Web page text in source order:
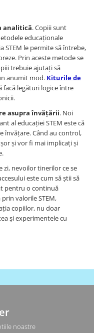
analitică. Copiii sunt
educaționale
STEM le permite să întrebe,
Prin aceste metode se
trebuie ajutați să
anumit mod. Kiturile de
facă legături logice între
asupra învățării. Noi
al educației STEM este că
învățare. Când au control,
și vor fi mai implicați și
zi, nevoilor tinerilor ce se
este cum să știi să
pentru o continuă
valorile STEM,
copiilor, nu doar
și experimentele cu
noastre